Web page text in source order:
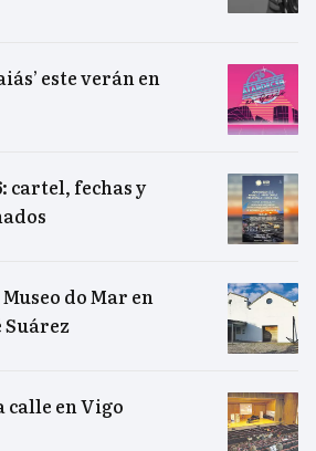
este verán en
cartel, fechas y
do Mar en
Suárez
calle en Vigo